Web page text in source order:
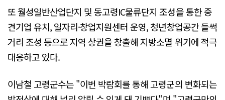
또 월성일반산업단지 및 동고령IC물류단지 조성을 통한 중
견기업 유치, 일자리·창업지원센터 운영, 청년창업공간 들썩
거리 조성 등으로 지역 상권을 창출해 지방소멸 위기에 적극
대응하고 있다.
이남철 고령군수는 "이번 박람회를 통해 고령군의 변화되는